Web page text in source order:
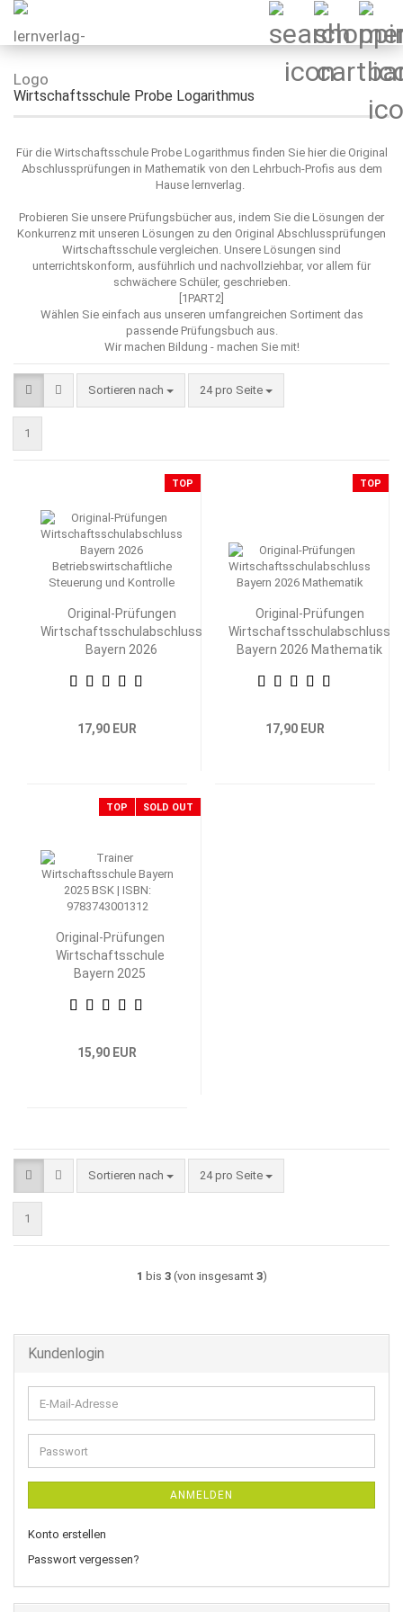
Wirtschaftsschule Probe Logarithmus
Für die Wirtschaftsschule Probe Logarithmus finden Sie hier die Original
Abschlussprüfungen in Mathematik von den Lehrbuch-Profis aus dem
Hause lernverlag.
Probieren Sie unsere Prüfungsbücher aus, indem Sie die Lösungen der
Konkurrenz mit unseren Lösungen zu den Original Abschlussprüfungen
Wirtschaftsschule vergleichen. Unsere Lösungen sind
unterrichtskonform, ausführlich und nachvollziehbar, vor allem für
schwächere Schüler, geschrieben.
[1PART2]
Wählen Sie einfach aus unseren umfangreichen Sortiment das
passende Prüfungsbuch aus.
Wir machen Bildung - machen Sie mit!
Sortieren nach
Sortieren nach 24 pro Seite
pro Seite
1
TOP
Original-Prüfungen
Wirtschaftsschulabschluss
Bayern 2026
Steuerung und Kontrolle
17,90 EUR
TOP
Original-Prüfungen
Wirtschaftsschulabschluss
Bayern 2026 Mathematik
17,90 EUR
TOP SOLD OUT
Original-Prüfungen
Wirtschaftsschule
Bayern 2025
Steuerung und
15,90 EUR
Sortieren nach
Sortieren nach 24 pro Seite
pro Seite
1
1 bis 3(von insgesamt 3)
Kundenlogin
E-
Mail-
Adresse
Passwort
ANMELDEN
Konto erstellen
Passwort vergessen?